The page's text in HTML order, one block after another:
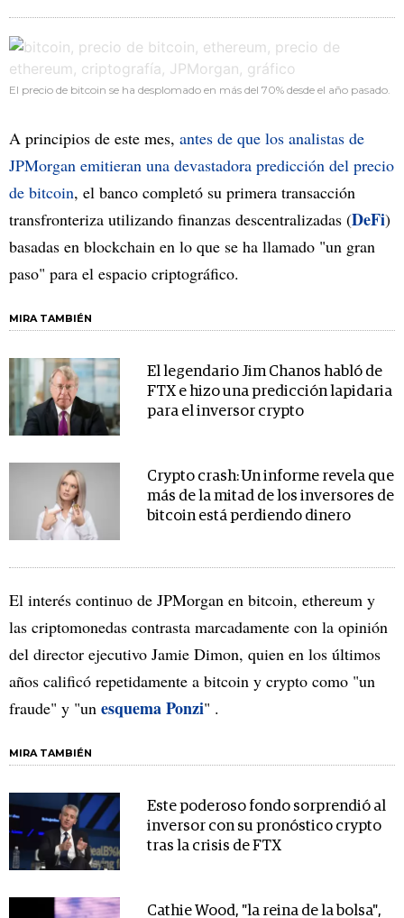
El precio de bitcoin se ha desplomado en más del 70% desde el año pasado.
A principios de este mes, antes de que los analistas de
JPMorgan emitieran una devastadora predicción del precio
de bitcoin, el banco completó su primera transacción
transfronteriza utilizando finanzas descentralizadas (DeFi)
basadas en blockchain en lo que se ha llamado "un gran
paso" para el espacio criptográfico.
MIRA TAMBIÉN
El legendario Jim Chanos habló de
FTX e hizo una predicción lapidaria
para el inversor crypto
Crypto crash: Un informe revela que
más de la mitad de los inversores de
bitcoin está perdiendo dinero
El interés continuo de JPMorgan en bitcoin, ethereum y
las criptomonedas contrasta marcadamente con la opinión
del director ejecutivo Jamie Dimon, quien en los últimos
años calificó repetidamente a bitcoin y crypto como "un
fraude" y "un esquema Ponzi" .
MIRA TAMBIÉN
Este poderoso fondo sorprendió al
inversor con su pronóstico crypto
tras la crisis de FTX
Cathie Wood, "la reina de la bolsa",